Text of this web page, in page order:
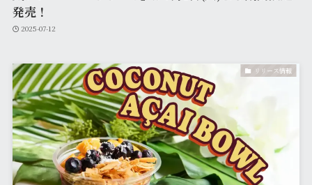
発売！
2025-07-12
リリース情報